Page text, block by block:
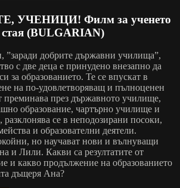
УЧЕНИЦИ! Филм за ученето
стая (BULGARIAN)
”заради добрите държавни училища”,
с две деца е принудено внезапно да
за образованието. Те се впускат в
на по-удовлетворяващ и пълноценен
преминава през държавното училище,
образование, чартърно училище и
разклонява се в неподозирани посоки,
и образователни деятели.
но научават нови и вълнуващи
и Лили. Какви са резултатите от
и какво продължение на образованието
дъщеря Ана?